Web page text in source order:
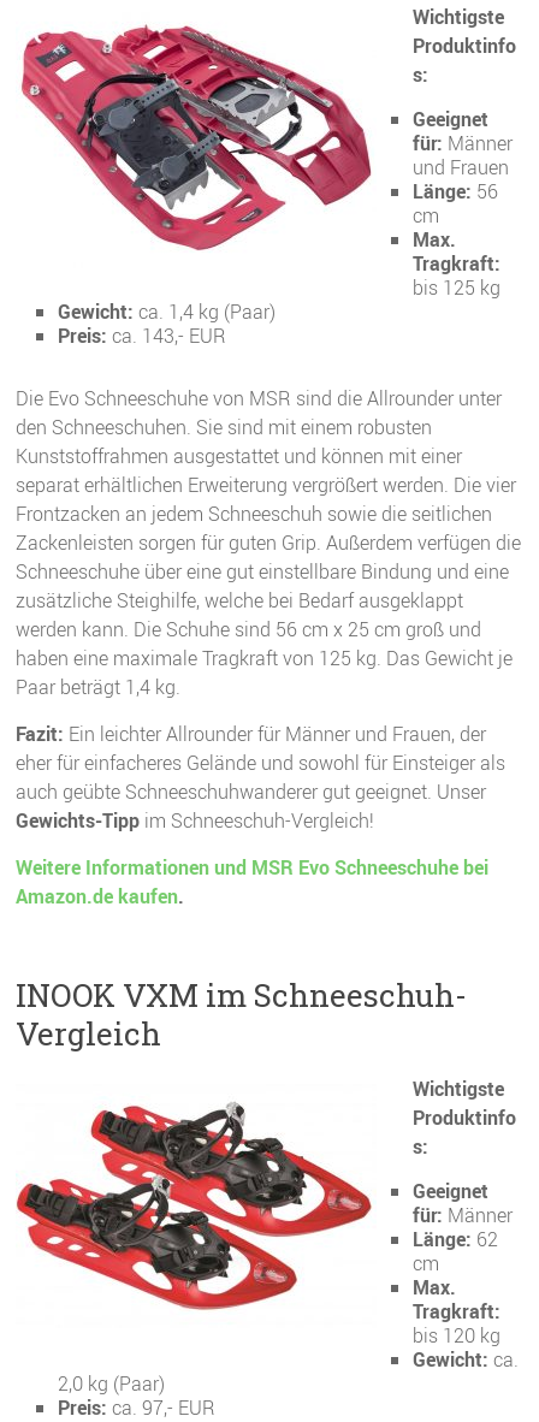
Wichtigste
Produktinfo
s:
Geeignet
für: Männer
und Frauen
Länge: 56
cm
Max.
Tragkraft:
bis 125 kg
Gewicht: ca. 1,4 kg (Paar)
Preis: ca. 143,- EUR
Die Evo Schneeschuhe von MSR sind die Allrounder unter
den Schneeschuhen. Sie sind mit einem robusten
Kunststoffrahmen ausgestattet und können mit einer
separat erhältlichen Erweiterung vergrößert werden. Die vier
Frontzacken an jedem Schneeschuh sowie die seitlichen
Zackenleisten sorgen für guten Grip. Außerdem verfügen die
Schneeschuhe über eine gut einstellbare Bindung und eine
zusätzliche Steighilfe, welche bei Bedarf ausgeklappt
werden kann. Die Schuhe sind 56 cm x 25 cm groß und
haben eine maximale Tragkraft von 125 kg. Das Gewicht je
Paar beträgt 1,4 kg.
Fazit: Ein leichter Allrounder für Männer und Frauen, der
eher für einfacheres Gelände und sowohl für Einsteiger als
auch geübte Schneeschuhwanderer gut geeignet. Unser
Gewichts-Tipp im Schneeschuh-Vergleich!
Weitere Informationen und MSR Evo Schneeschuhe bei
Amazon.de kaufen.
INOOK VXM im Schneeschuh-
Vergleich
Wichtigste
Produktinfo
s:
Geeignet
für: Männer
Länge: 62
cm
Max.
Tragkraft:
bis 120 kg
Gewicht: ca.
2,0 kg (Paar)
Preis: ca. 97,- EUR